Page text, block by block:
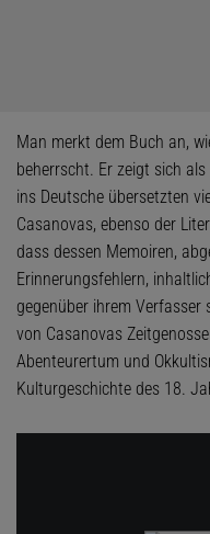
Man merkt dem Buch an,
beherrscht. Er zeigt sich
ins Deutsche übersetzten
Casanovas, ebenso der
dass dessen Memoiren,
Erinnerungsfehlern,
gegenüber ihrem Verfasser
von Casanovas
Abenteurertum und
Kulturgeschichte des 18.